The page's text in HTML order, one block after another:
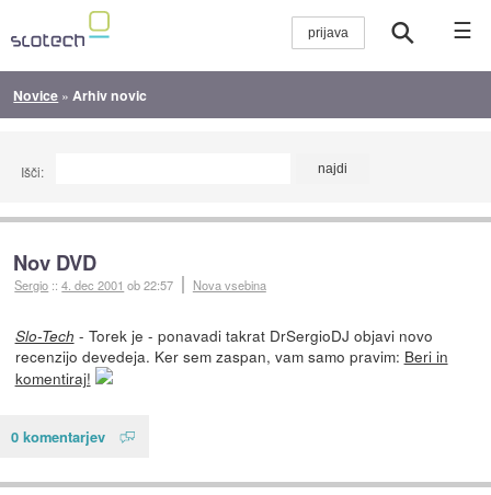
☰
Novice » Arhiv novic
Išči:
Nov DVD
Sergio ::4. dec 2001 ob 22:57 Nova vsebina
Slo-Tech - Torek je - ponavadi takrat DrSergioDJ objavi novo
recenzijo devedeja. Ker sem zaspan, vam samo pravim: Beri in
komentiraj!
0 komentarjev